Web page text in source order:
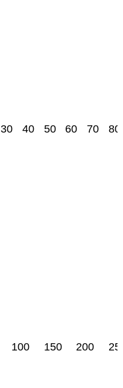
30 40 50 60 70 80
100 150 200